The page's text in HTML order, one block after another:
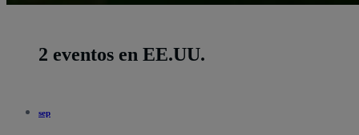
2 eventos en EE.UU.
sep